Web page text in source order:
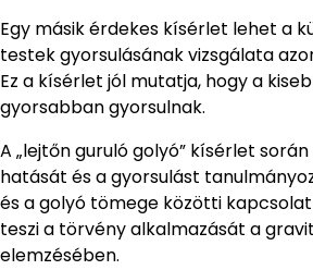
Egy másik érdekes kísérlet lehet a
testek gyorsulásának vizsgálata
Ez a kísérlet jól mutatja, hogy a
gyorsabban gyorsulnak.
A „lejtőn guruló golyó” kísérlet
hatását és a gyorsulást
és a golyó tömege közötti
teszi a törvény alkalmazását a
elemzésében.